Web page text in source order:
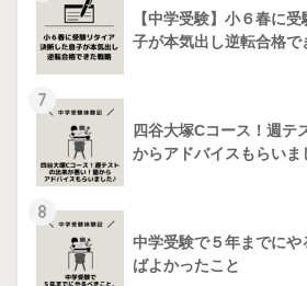
【中学受験】小６春に
子が本気出し逆転合格で
7
四谷大塚Cコース！週テ
からアドバイスもらいま
8
中学受験で５年までに
ばよかったこと